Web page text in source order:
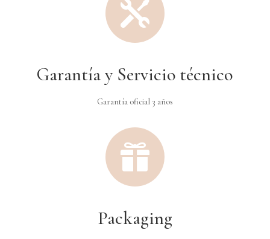

Garantía y Servicio técnico
Garantía oficial 3 años

Packaging